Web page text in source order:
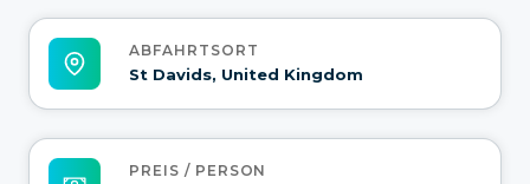
ABFAHRTSORT
St Davids, United Kingdom
PREIS / PERSON